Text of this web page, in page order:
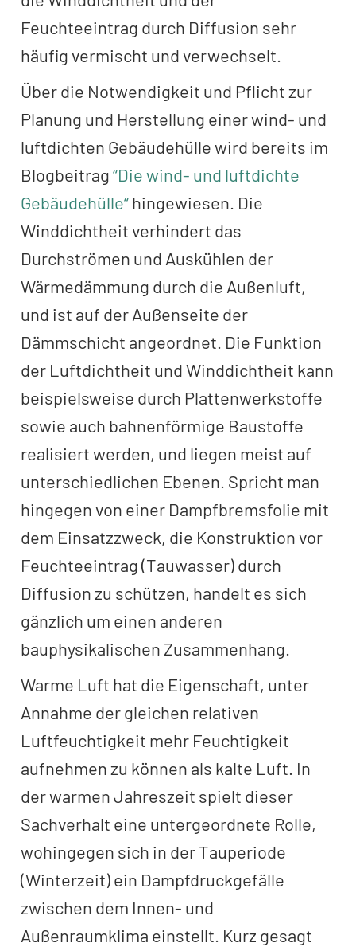
Feuchteeintrag durch Diffusion sehr
häufig vermischt und verwechselt.
Über die Notwendigkeit und Pflicht zur
Planung und Herstellung einer wind- und
luftdichten Gebäudehülle wird bereits im
Blogbeitrag“Die wind- und luftdichte
Gebäudehülle“hingewiesen. Die
Winddichtheit verhindert das
Durchströmen und Auskühlen der
Wärmedämmung durch die Außenluft,
und ist auf der Außenseite der
Dämmschicht angeordnet. Die Funktion
der Luftdichtheit und Winddichtheit kann
beispielsweise durch Plattenwerkstoffe
sowie auch bahnenförmige Baustoffe
realisiert werden, und liegen meist auf
unterschiedlichen Ebenen. Spricht man
hingegen von einer Dampfbremsfolie mit
dem Einsatzzweck, die Konstruktion vor
Feuchteeintrag (Tauwasser) durch
Diffusion zu schützen, handelt es sich
gänzlich um einen anderen
bauphysikalischen Zusammenhang.
Warme Luft hat die Eigenschaft, unter
Annahme der gleichen relativen
Luftfeuchtigkeit mehr Feuchtigkeit
aufnehmen zu können als kalte Luft. In
der warmen Jahreszeit spielt dieser
Sachverhalt eine untergeordnete Rolle,
wohingegen sich in der Tauperiode
(Winterzeit) ein Dampfdruckgefälle
zwischen dem Innen- und
Außenraumklima einstellt. Kurz gesagt